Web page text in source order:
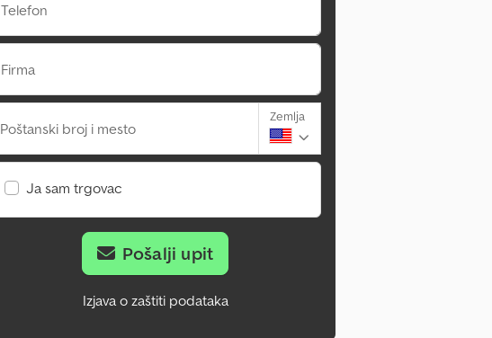
Telefon
Firma
Poštanski broj i mesto
Zemlja
Ja sam trgovac
Pošalji upit
Izjava o zaštiti podataka